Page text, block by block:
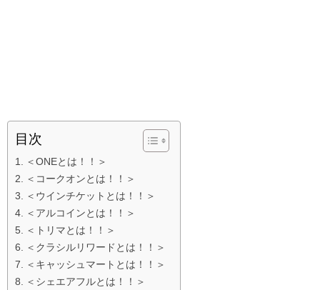
目次
＜ONEとは！！＞
＜コークオンとは！！＞
＜ウインチケットとは！！＞
＜アルコインとは！！＞
＜トリマとは！！＞
＜クラシルリワードとは！！＞
＜キャッシュマートとは！！＞
＜シェエアフルとは！！＞